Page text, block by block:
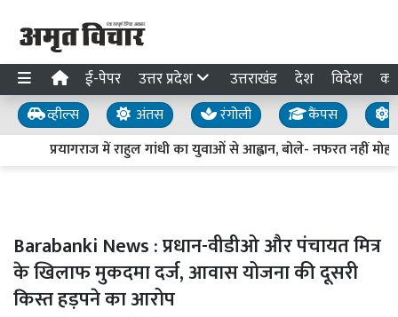
ई-पेपर उत्तर प्रदेश उत्तराखंड देश विदेश
व्हील्स अंतस रंगोली कैंपस
प्रयागराज में राहुल गांधी का युवाओं से आह्वान, बोले- नफरत नहीं
Barabanki News : प्रधान-वीडीओ और पंचायत मित्र
के खिलाफ मुकदमा दर्ज, आवास योजना की दूसरी
किस्त हड़पने का आरोप